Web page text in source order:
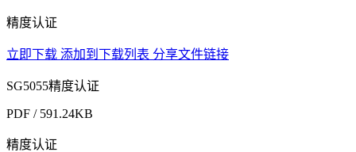
精度认证
立即下载 添加到下载列表 分享文件链接
SG5055精度认证
PDF / 591.24KB
精度认证